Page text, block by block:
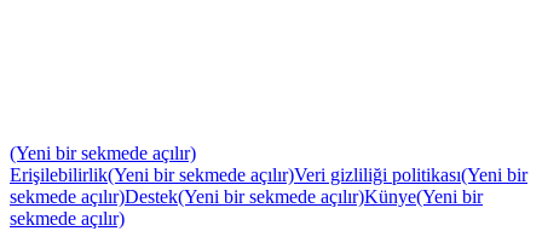
(Yeni bir sekmede açılır)
Erişilebilirlik(Yeni bir sekmede açılır)Veri gizliliği politikası(Yeni bir
sekmede açılır)Destek(Yeni bir sekmede açılır)Künye(Yeni bir
sekmede açılır)